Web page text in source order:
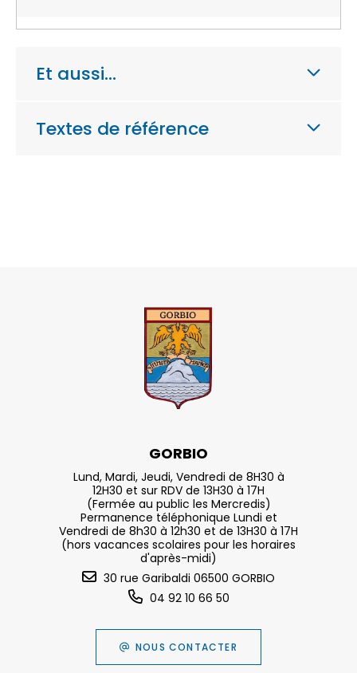
Et aussi…
Textes de référence
GORBIO
Lund, Mardi, Jeudi, Vendredi de 8H30 à
12H30 et sur RDV de 13H30 à 17H
(Fermée au public les Mercredis)
Permanence téléphonique Lundi et
Vendredi de 8h30 à 12h30 et de 13H30 à 17H
(hors vacances scolaires pour les horaires
d'après-midi)
30 rue Garibaldi 06500 GORBIO
04 92 10 66 50
NOUS CONTACTER